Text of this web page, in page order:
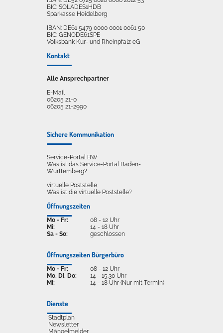
BIC: SOLADES1HDB
Sparkasse Heidelberg
IBAN: DE61 5479 0000 0001 0061 50
BIC: GENODE61SPE
Volksbank Kur- und Rheinpfalz eG
Kontakt
Alle Ansprechpartner
E-Mail
06205 21-0
06205 21-2990
Sichere Kommunikation
Service-Portal BW
Was ist das Service-Portal Baden-
Württemberg?
virtuelle Poststelle
Was ist die virtuelle Poststelle?
Öffnungszeiten
Mo - Fr:
Mi:
Sa - So:
08 - 12 Uhr
14 - 18 Uhr
geschlossen
Öffnungszeiten Bürgerbüro
Mo - Fr:
Mo, Di, Do:
Mi:
08 - 12 Uhr
14 - 15.30 Uhr
14 - 18 Uhr (Nur mit Termin)
Dienste
Stadtplan
Newsletter
Mängelmelder